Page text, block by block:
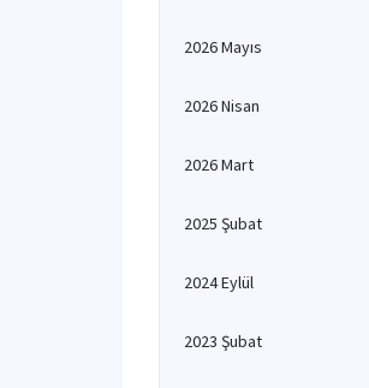
2026 Mayıs
2026 Nisan
2026 Mart
2025 Şubat
2024 Eylül
2023 Şubat